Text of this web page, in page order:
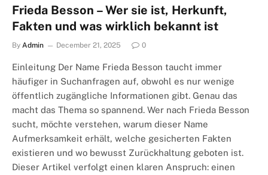
Frieda Besson – Wer sie ist, Herkunft,
Fakten und was wirklich bekannt ist
By Admin December 21, 2025 0
Einleitung Der Name Frieda Besson taucht immer
häufiger in Suchanfragen auf, obwohl es nur wenige
öffentlich zugängliche Informationen gibt. Genau das
macht das Thema so spannend. Wer nach Frieda Besson
sucht, möchte verstehen, warum dieser Name
Aufmerksamkeit erhält, welche gesicherten Fakten
existieren und wo bewusst Zurückhaltung geboten ist.
Dieser Artikel verfolgt einen klaren Anspruch: einen